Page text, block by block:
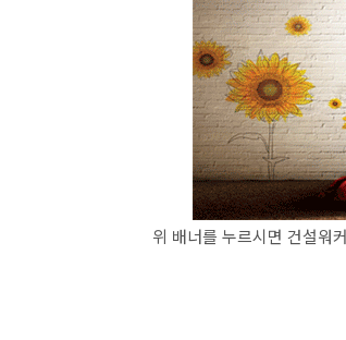
위 배너를 누르시면 건설워